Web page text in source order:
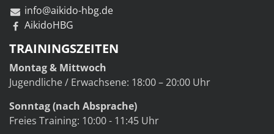
info@aikido-hbg.de
AikidoHBG
TRAININGSZEITEN
Montag & Mittwoch
Jugendliche / Erwachsene: 18:00 – 20:00 Uhr
Sonntag (nach Absprache)
Freies Training: 10:00 - 11:45 Uhr